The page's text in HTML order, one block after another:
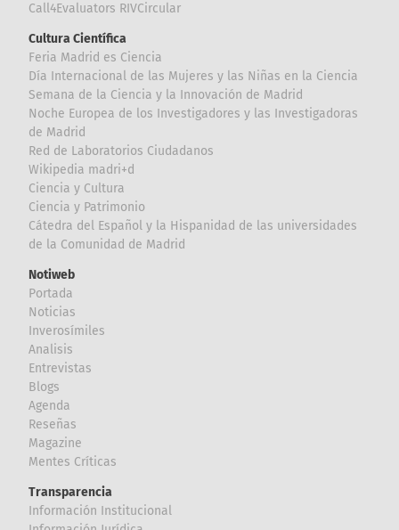
Call4Evaluators RIVCircular
Cultura Científica
Feria Madrid es Ciencia
Día Internacional de las Mujeres y las Niñas en la Ciencia
Semana de la Ciencia y la Innovación de Madrid
Noche Europea de los Investigadores y las Investigadoras
de Madrid
Red de Laboratorios Ciudadanos
Wikipedia madri+d
Ciencia y Cultura
Ciencia y Patrimonio
Cátedra del Español y la Hispanidad de las universidades
de la Comunidad de Madrid
Notiweb
Portada
Noticias
Inverosímiles
Analisis
Entrevistas
Blogs
Agenda
Reseñas
Magazine
Mentes Críticas
Transparencia
Información Institucional